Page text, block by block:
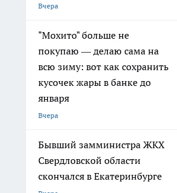
Вчера
"Мохито" больше не
покупаю — делаю сама на
всю зиму: вот как сохранить
кусочек жары в банке до
января
Вчера
Бывший замминистра ЖКХ
Свердловской области
скончался в Екатеринбурге